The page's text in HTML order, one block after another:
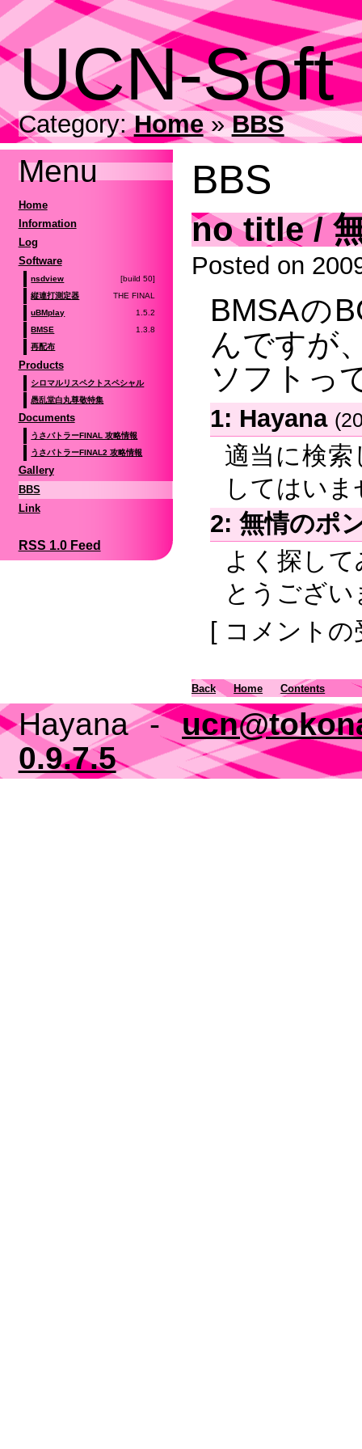
UCN-Soft
Category:Home»BBS
Menu
Home
Information
Log
Software
nsdview
[build 50]
縦連打測定器
THE FINAL
uBMplay
1.5.2
BMSE
1.3.8
再配布
Products
シロマルリスペクトスペシャル
愚乱堂白丸尊敬特集
Documents
うさバトラーFINAL 攻略情報
うさバトラーFINAL2 攻略情報
Gallery
BBS
Link
RSS 1.0 Feed
BBS
no title /
Posted on
BMSAの
んですが
ソフトっ
1: Hayana
適当に検
してはい
2: 無情のポ
よく探し
とうござい
[ コメント
Back Home Contents
Hayana -
0.9.7.5